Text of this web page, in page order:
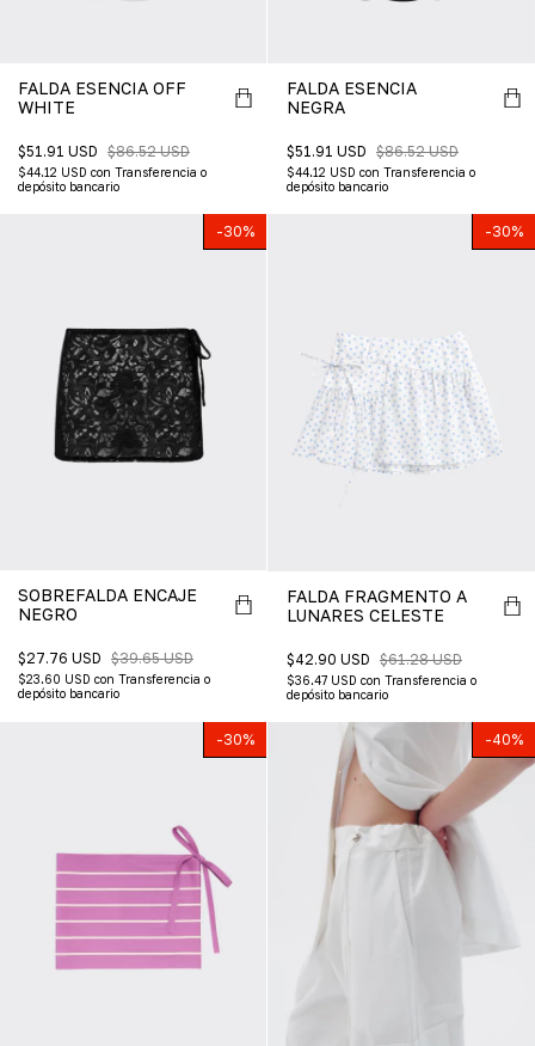
FALDA ESENCIA OFF
WHITE
$51.91 USD $86.52 USD
$44.12 USD con Transferencia o
depósito bancario
FALDA ESENCIA
NEGRA
$51.91 USD $86.52 USD
$44.12 USD con Transferencia o
depósito bancario
-30%
SOBREFALDA ENCAJE
NEGRO
$27.76 USD $39.65 USD
$23.60 USD con Transferencia o
depósito bancario
-30%
FALDA FRAGMENTO A
LUNARES CELESTE
$42.90 USD $61.28 USD
$36.47 USD con Transferencia o
depósito bancario
-30% -40%